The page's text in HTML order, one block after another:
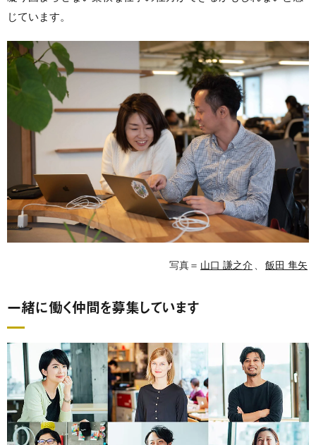
じています。
写真＝ 山口 謙之介 飯田 隼矢
一緒に働く仲間を募集しています